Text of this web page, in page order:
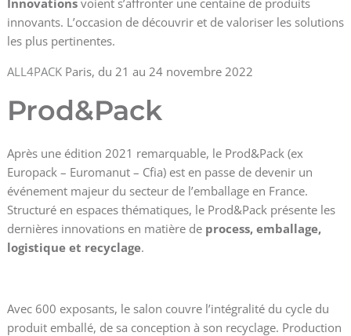
innovants. L’occasion de découvrir et de valoriser les solutions
les plus pertinentes.
ALL4PACKParis, du 21 au 24 novembre 2022
Prod&Pack
Après une édition 2021 remarquable, le Prod&Pack (ex
Europack – Euromanut – Cfia) est en passe de devenir un
événement majeur du secteur de l’emballage en France.
Structuré en espaces thématiques, le Prod&Pack présente les
dernières innovations en matière de process, emballage,
logistique et recyclage.
Avec 600 exposants, le salon couvre l’intégralité du cycle du
produit emballé, de sa conception à son recyclage. Production